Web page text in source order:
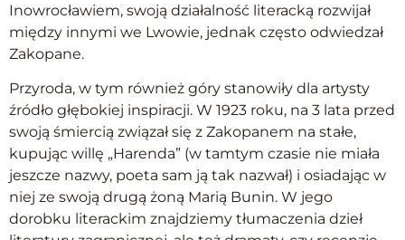
Inowrocławiem, swoją działalność literacką rozwijał
między innymi we Lwowie, jednak często odwiedzał
Zakopane.
Przyroda, w tym również góry stanowiły dla artysty
źródło głębokiej inspiracji. W 1923 roku, na 3 lata przed
swoją śmiercią związał się z Zakopanem na stałe,
kupując willę „Harenda” (w tamtym czasie nie miała
jeszcze nazwy, poeta sam ją tak nazwał) i osiadając w
niej ze swoją drugą żoną Marią Bunin. W jego
dorobku literackim znajdziemy tłumaczenia dzieł